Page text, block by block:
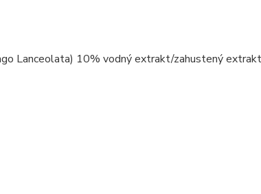
Lanceolata) 10% vodný extrakt/zahustený